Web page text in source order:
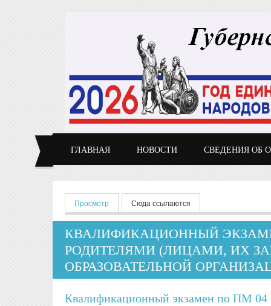
ГЛАВНАЯ НОВОСТИ СВЕДЕНИЯ ОБ
Главные вкладки
Просмотр (активная вкладка)
Сюда ссылаются
КВАЛИФИКАЦИОННЫЙ
РОДИТЕЛЯМИ (ЛИЦАМИ, ИХ
ОБРАЗОВАТЕЛЬНОЙ
Квалификационный экзамен по ПМ 04